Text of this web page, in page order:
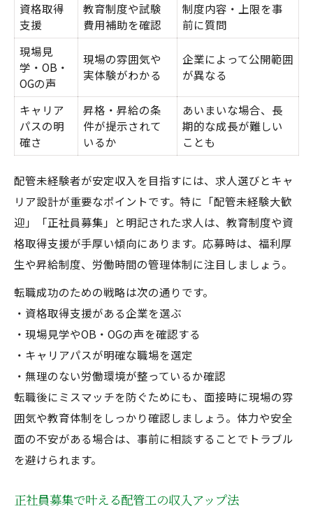
資格取得
支援
教育制度や試験
費用補助を確認
制度内容・上限を事
前に質問
現場見
学・OB・
OGの声
現場の雰囲気や
実体験がわかる
企業によって公開範囲
が異なる
キャリア
パスの明
確さ
昇格・昇給の条
件が提示されて
いるか
あいまいな場合、長
期的な成長が難しい
ことも
配管未経験者が安定収入を目指すには、求人選びとキャ
リア設計が重要なポイントです。特に「配管未経験大歓
迎」「正社員募集」と明記された求人は、教育制度や資
格取得支援が手厚い傾向にあります。応募時は、福利厚
生や昇給制度、労働時間の管理体制に注目しましょう。
転職成功のための戦略は次の通りです。
・資格取得支援がある企業を選ぶ
・現場見学やOB・OGの声を確認する
・キャリアパスが明確な職場を選定
・無理のない労働環境が整っているか確認
転職後にミスマッチを防ぐためにも、面接時に現場の雰
囲気や教育体制をしっかり確認しましょう。体力や安全
面の不安がある場合は、事前に相談することでトラブル
を避けられます。
正社員募集で叶える配管工の収入アップ法